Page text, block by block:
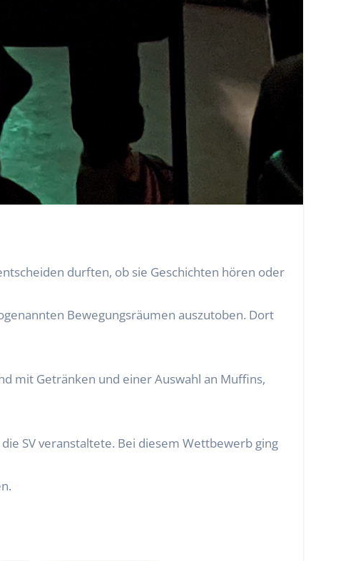
durften, ob sie Geschichten hören oder
Bewegungsräumen auszutoben. Dort
mit Getränken und einer Auswahl an Muffins,
SV veranstaltete. Bei diesem Wettbewerb ging